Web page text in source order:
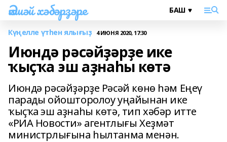
Әлшәй хәбәрҙәре
Күңелле үтһен ялығыҙ 4 ИЮНЯ 2020, 17:30
Июндә рәсәйҙәрҙе ике
ҡыҫҡа эш аҙнаһы көтә
Июндә рәсәйҙәрҙе Рәсәй көнө һәм Еңеү
парады ойошторолоу уңайынан ике
ҡыҫҡа эш аҙнаһы көтә, тип хәбәр итте
«РИА Новости» агентлығы Хеҙмәт
министрлығына һылтанма менән.